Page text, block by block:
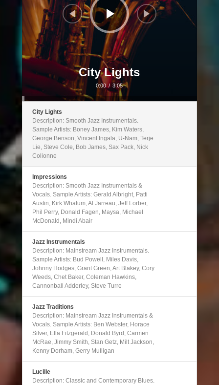
City Lights
0:00 / 3:05
City Lights
Description: Smooth Jazz Instrumentals.
Sample Artists: Boney James, Kim Waters,
George Benson, Vincent Ingala, U-Nam, Terje
Lie, Steve Cole, Bob James, Sax Pack, Nick
Colionne
Impressions
Description: Smooth Jazz Instrumentals &
Vocals. Sample Artists: Gerald Albright, Patti
Austin, Kirk Whalum, Al Jarreau, Jeff Lorber,
Phil Perry, Donald Fagen, Maysa, Michael
McDonald, Mindi Abair
Jazz Instrumentals
Description: Mainstream Jazz Instrumentals.
Sample Artists: Bud Powell, Miles Davis,
Johnny Hodges, Grant Green, Art Blakey, Cory
Weeds, Chet Baker, Coleman Hawkins,
Cannonball Adderley, Steve Turre
Jazz Traditions
Description: Mainstream Jazz Instrumentals &
Vocals. Sample Artists: Ben Webster, Horace
Silver, Ella Fitzgerald, Donald Byrd, Carmen
McRae, Jimmy Smith, Stan Getz, Milt Jackson,
Kenny Dorham, Gerry Mulligan
Lucille
Description: Classic and Contemporary Blues.